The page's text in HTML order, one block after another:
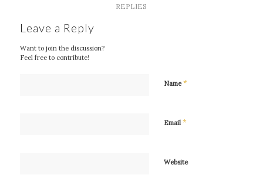
REPLIES
Leave a Reply
Want to join the discussion?
Feel free to contribute!
Name*
Email *
Website